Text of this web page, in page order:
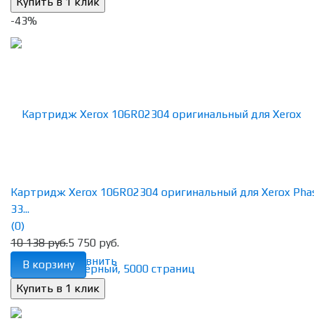
-43%
избранное сравнить
Картридж Xerox 106R02304 оригинальный для Xerox
33...
(0)
10 138 руб.5 750 руб.
В корзину